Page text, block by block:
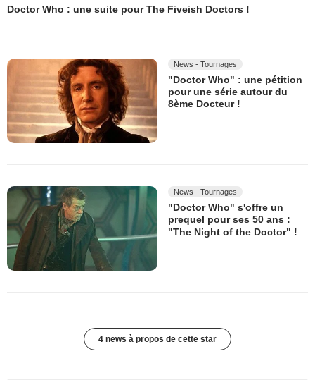
Doctor Who : une suite pour The Fiveish Doctors !
News - Tournages
"Doctor Who" : une pétition
pour une série autour du
8ème Docteur !
News - Tournages
"Doctor Who" s'offre un
prequel pour ses 50 ans :
"The Night of the Doctor" !
4 news à propos de cette star